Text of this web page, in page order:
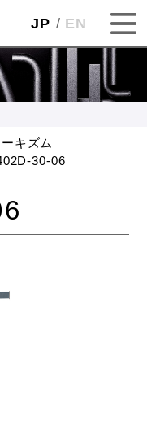
JP EN
キズム
30-06